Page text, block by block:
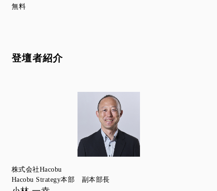
無料
登壇者紹介
株式会社Hacobu
Hacobu Strategy本部 副本部長